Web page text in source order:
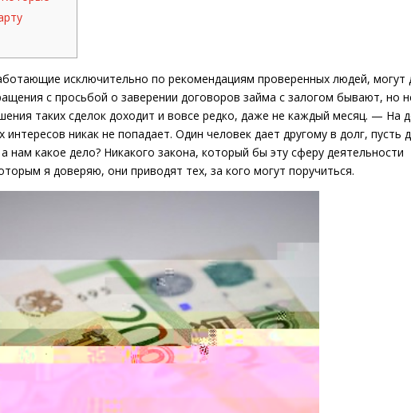
исключительно по рекомендациям проверенных людей, могут
с просьбой о заверении договоров займа с залогом бывают, но
таких сделок доходит и вовсе редко, даже не каждый месяц. — На
никак не попадает. Один человек дает другому в долг, пусть
какое дело? Никакого закона, который бы эту сферу деятельности
я доверяю, они приводят тех, за кого могут поручиться.